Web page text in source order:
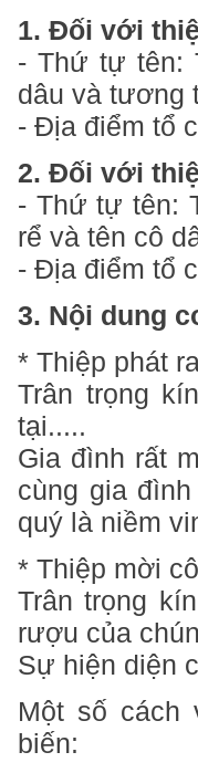
1. Đối với
- Thứ tự tên:
dâu và tương
- Địa điểm tổ
2. Đối với
- Thứ tự tên:
rể và tên cô
- Địa điểm tổ
3. Nội dung
* Thiệp phát
Trân trọng
tại.....
Gia đình rất
cùng gia
quý là niềm
* Thiệp mời
Trân trọng
rượu của
Sự hiện diện
Một số cách
biến: